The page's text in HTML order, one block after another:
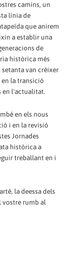
camins, un
línia de
que anirem
a establir una
de
històrica més
setanta van créixer
la transició
en l'actualitat.
en els nous
i en la revisió
Jornades
històrica a
treballant en i
la deessa dels
vostre rumb al